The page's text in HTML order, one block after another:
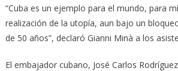
“Cuba es un ejemplo para el mundo, para
realización de la utopía, aun bajo un
de 50 años”, declaró Gianni Minà a los
El embajador cubano, José Carlos